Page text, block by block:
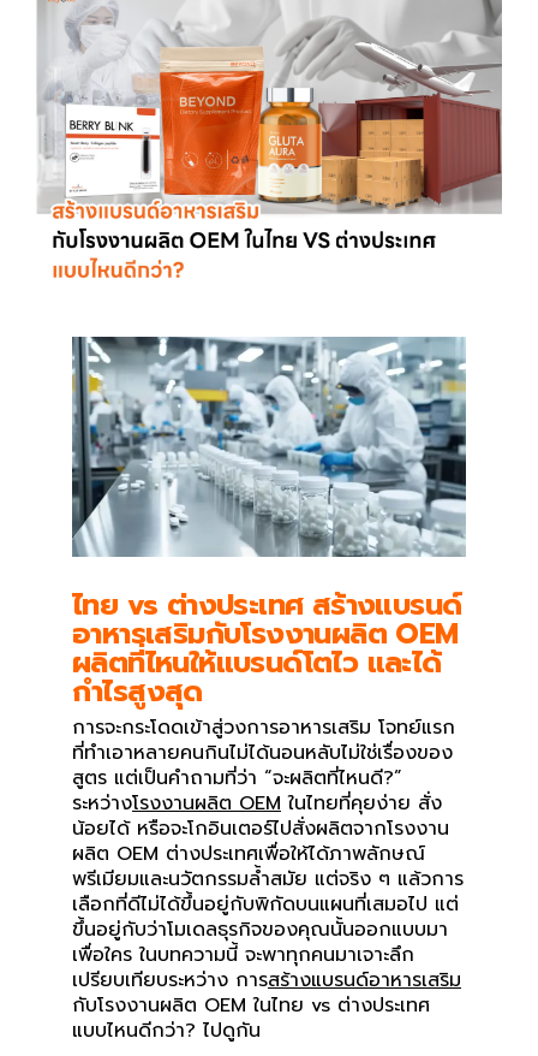
ไทย vs ต่างประเทศ สร้างแบรนด์
อาหารเสริมกับโรงงานผลิต OEM
ผลิตที่ไหนให้แบรนด์โตไว และได้
กำไรสูงสุด
การจะกระโดดเข้าสู่วงการอาหารเสริม โจทย์แรก
ที่ทำเอาหลายคนกินไม่ได้นอนหลับไม่ใช่เรื่องของ
สูตร แต่เป็นคำถามที่ว่า “จะผลิตที่ไหนดี?”
ระหว่างโรงงานผลิต OEM ในไทยที่คุยง่าย สั่ง
น้อยได้ หรือจะโกอินเตอร์ไปสั่งผลิตจากโรงงาน
ผลิต OEM ต่างประเทศเพื่อให้ได้ภาพลักษณ์
พรีเมียมและนวัตกรรมล้ำสมัย แต่จริง ๆ แล้วการ
เลือกที่ดีไม่ได้ขึ้นอยู่กับพิกัดบนแผนที่เสมอไป แต่
ขึ้นอยู่กับว่าโมเดลธุรกิจของคุณนั้นออกแบบมา
เพื่อใคร ในบทความนี้ จะพาทุกคนมาเจาะลึก
เปรียบเทียบระหว่าง การสร้างแบรนด์อาหารเสริม
กับโรงงานผลิต OEM ในไทย vs ต่างประเทศ
แบบไหนดีกว่า? ไปดูกัน